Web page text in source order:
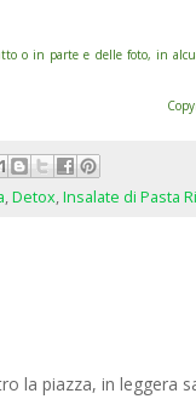
o in parte e delle foto, in
,Detox,Insalate di Pasta
la piazza, in leggera